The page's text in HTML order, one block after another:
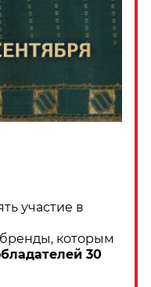
участие в
которым
30